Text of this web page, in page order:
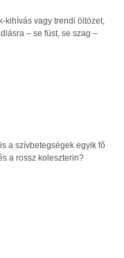
kihívás vagy trendi öltözet,
– se füst, se szag –
a szívbetegségek egyik fő
a rossz koleszterin?